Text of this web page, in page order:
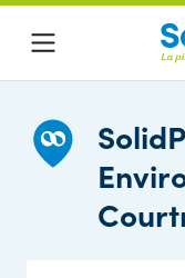
Menu